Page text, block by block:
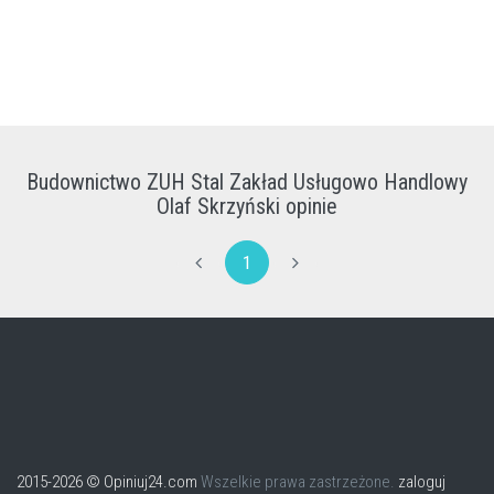
Budownictwo ZUH Stal Zakład Usługowo Handlowy
Olaf Skrzyński opinie
1
2015-2026 © Opiniuj24.com Wszelkie prawa zastrzeżone. zaloguj